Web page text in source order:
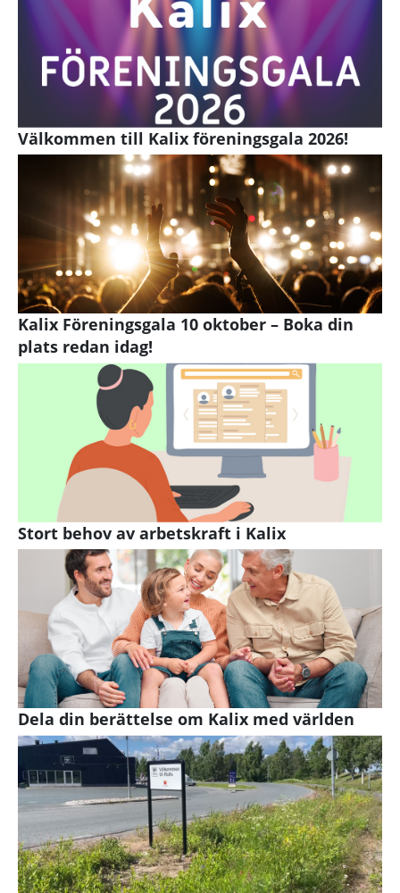
Välkommen till Kalix föreningsgala 2026!
Kalix Föreningsgala 10 oktober – Boka din
plats redan idag!
Stort behov av arbetskraft i Kalix
Dela din berättelse om Kalix med världen